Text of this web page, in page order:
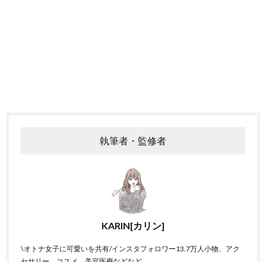
執筆者・監修者
KARIN[カリン]
\オトナ女子に可愛いを共有/インスタフォロワー13.7万人小物、アク